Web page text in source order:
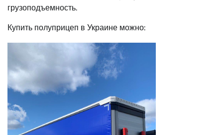
грузоподъемность.
Купить полуприцеп в Украине можно: